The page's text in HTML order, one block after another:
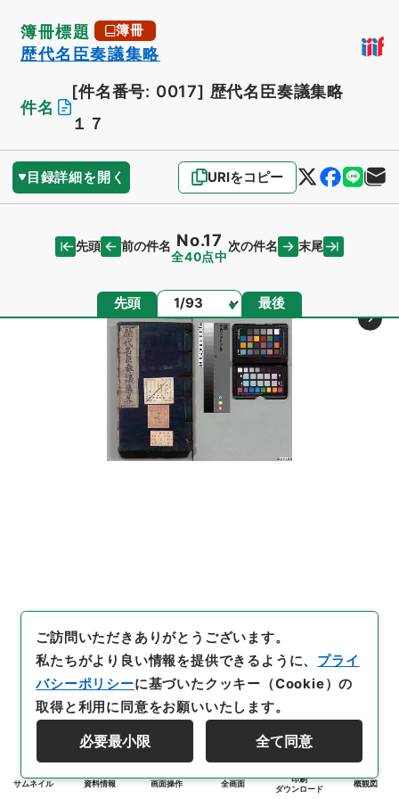
簿冊標題 簿冊
歴代名臣奏議集略
件名
[件名番号: 0017] 歴代名臣奏議集略
１７
目録詳細を開く URIをコピー
先頭 前の件名 No.17
全40点中
次の件名 末尾
先頭 ページ 最後
サムネイル 資料情報 画面操作 全画面
印刷
ダウンロード
概観図
ご訪問いただきありがとうございます。
私たちがより良い情報を提供できるように、 プライ
バシーポリシーに基づいたクッキー（Cookie）の
取得と利用に同意をお願いいたします。
必要最小限 全て同意